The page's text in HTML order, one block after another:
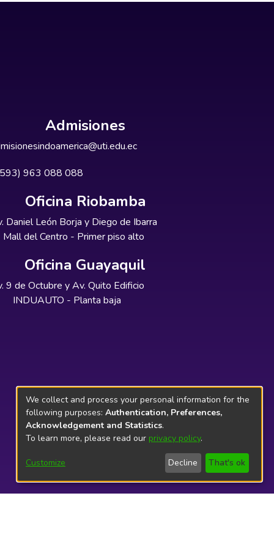
Admisiones
963 088 088
Oficina Riobamba
Daniel León Borja y Diego de Ibarra
Mall del Centro - Primer piso alto
Oficina Guayaquil
9 de Octubre y Av. Quito Edificio
INDUAUTO - Planta baja
We collect and process your personal information for the
following purposes: Authentication, Preferences,
Acknowledgement and Statistics.
To learn more, please read our privacy policy.
Customize Decline That's ok